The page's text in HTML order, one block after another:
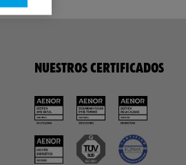
NUESTROS CERTIFICADOS